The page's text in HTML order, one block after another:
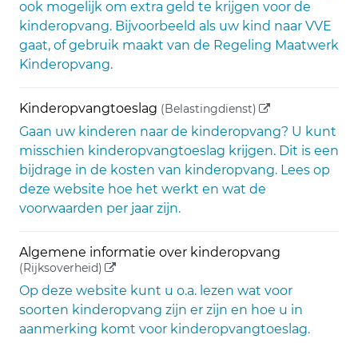
ook mogelijk om extra geld te krijgen voor de
kinderopvang. Bijvoorbeeld als uw kind naar VVE
gaat, of gebruik maakt van de Regeling Maatwerk
Kinderopvang.
Kinderopvangtoeslag (Belastingdienst) (externe link)
Gaan uw kinderen naar de kinderopvang? U kunt
misschien kinderopvangtoeslag krijgen. Dit is een
bijdrage in de kosten van kinderopvang. Lees op
deze website hoe het werkt en wat de
voorwaarden per jaar zijn.
Algemene informatie over kinderopvang
(Rijksoverheid) (externe link)
Op deze website kunt u o.a. lezen wat voor
soorten kinderopvang zijn er zijn en hoe u in
aanmerking komt voor kinderopvangtoeslag.